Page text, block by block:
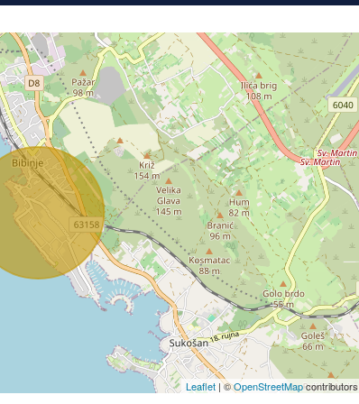
Leaflet| ©OpenStreetMapcontributors